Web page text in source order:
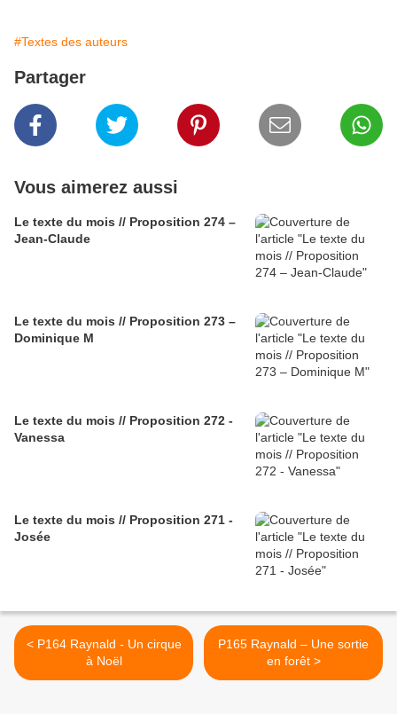
#Textes des auteurs
Partager
Vous aimerez aussi
Le texte du mois // Proposition 274 –
Jean-Claude
Le texte du mois // Proposition 273 –
Dominique M
Le texte du mois // Proposition 272 -
Vanessa
Le texte du mois // Proposition 271 -
Josée
< P164 Raynald - Un cirque
à Noël
P165 Raynald – Une sortie
en forêt >